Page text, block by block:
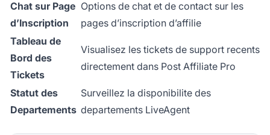
Chat sur Page
d’Inscription
Options de chat et de contact sur les
pages d’inscription d’affilie
Tableau de
Bord des
Tickets
Visualisez les tickets de support recents
directement dans Post Affiliate Pro
Statut des
Departements
Surveillez la disponibilite des
departements LiveAgent